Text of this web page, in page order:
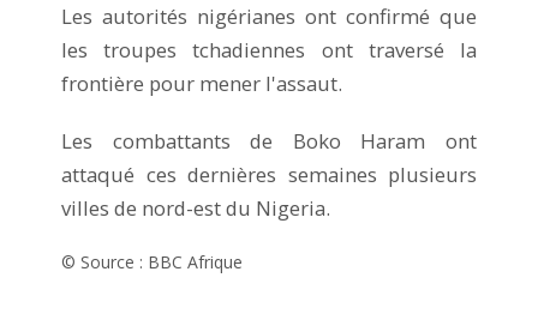
Les autorités nigérianes ont confirmé que
les troupes tchadiennes ont traversé la
frontière pour mener l'assaut.
Les combattants de Boko Haram ont
attaqué ces dernières semaines plusieurs
villes de nord-est du Nigeria.
© Source : BBC Afrique